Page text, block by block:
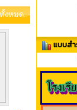
งหมด..
แบบส